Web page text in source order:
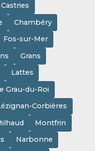
Castries
Chambéry
Fos-sur-Mer
Grans
Lattes
Grau-du-Roi
Corbières
Montfrin
Narbonne